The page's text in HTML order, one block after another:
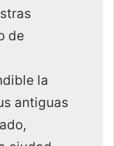
de
la
antiguas